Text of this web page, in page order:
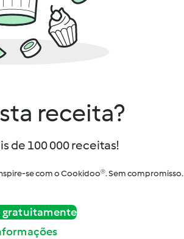
receita?
de 100 000 receitas!
se com o Cookidoo®. Sem compromisso.
gratuitamente